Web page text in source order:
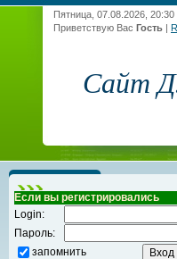
Пятница, 07.08.2026, 20:30
Приветствую Вас Гость |
Сайт
Если вы регистрировались
Login:
Пароль:
запомнить